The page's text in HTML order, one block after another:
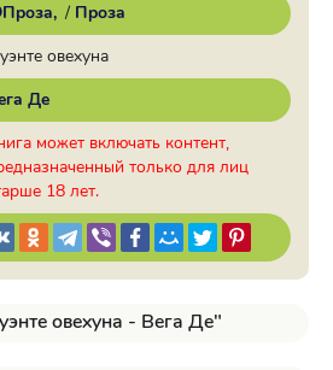
/ Проза
овехуна
Де
может включать контент,
только для лиц
18 лет.
овехуна - Вега Де"